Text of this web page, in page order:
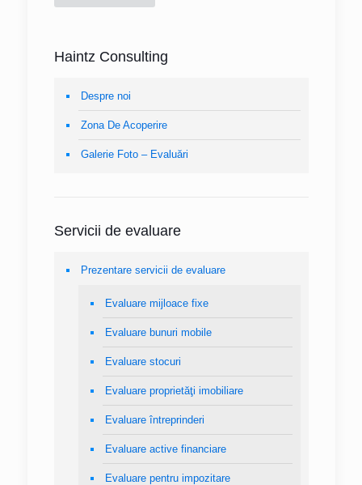
Haintz Consulting
Despre noi
Zona De Acoperire
Galerie Foto – Evaluări
Servicii de evaluare
Prezentare servicii de evaluare
Evaluare mijloace fixe
Evaluare bunuri mobile
Evaluare stocuri
Evaluare proprietăţi imobiliare
Evaluare întreprinderi
Evaluare active financiare
Evaluare pentru impozitare